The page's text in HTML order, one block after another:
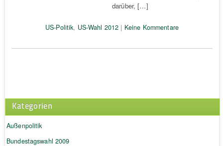
darüber, […]
US-Politik, US-Wahl 2012 | Keine Kommentare
Kategorien
Außenpolitik
Bundestagswahl 2009